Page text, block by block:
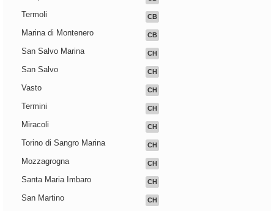
Termoli CB
Marina di Montenero CB
San Salvo Marina CH
San Salvo CH
Vasto CH
Termini CH
Miracoli CH
Torino di Sangro Marina CH
Mozzagrogna CH
Santa Maria Imbaro CH
San Martino CH